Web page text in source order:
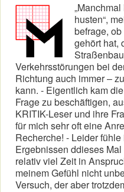
husten“,
befrage,
gehört hat,
Verkehrsstörungen bei
Richtung auch immer –
kann. - Eigentlich kam
Frage zu beschäftigen,
KRITIK-Leser und ihre
für mich sehr oft eine
Recherche! - Leider
Ergebnissen ddieses
relativ viel Zeit in
meinem Gefühl nicht
Versuch, der aber